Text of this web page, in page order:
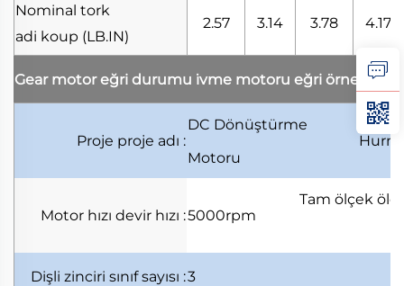
Nominal tork
adi koup (LB.IN)
2.57 3.14 3.78 4.17
Gear motor eğri durumu i̇vme motoru eğri örneği
Proje proje adı :
DC Dönüştürme
Motoru
Motor hızı devir hızı :5000rpm
Tam ölçek
Dişli zinciri sınıf sayısı :3